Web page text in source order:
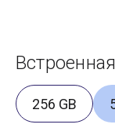
256 GB